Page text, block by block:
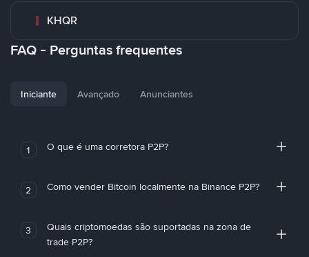
KHQR
FAQ - Perguntas frequentes
Iniciante Avançado Anunciantes
1 O que é uma corretora P2P?
2 Como vender Bitcoin localmente na Binance P2P?
3
Quais criptomoedas são suportadas na zona de
trade P2P?